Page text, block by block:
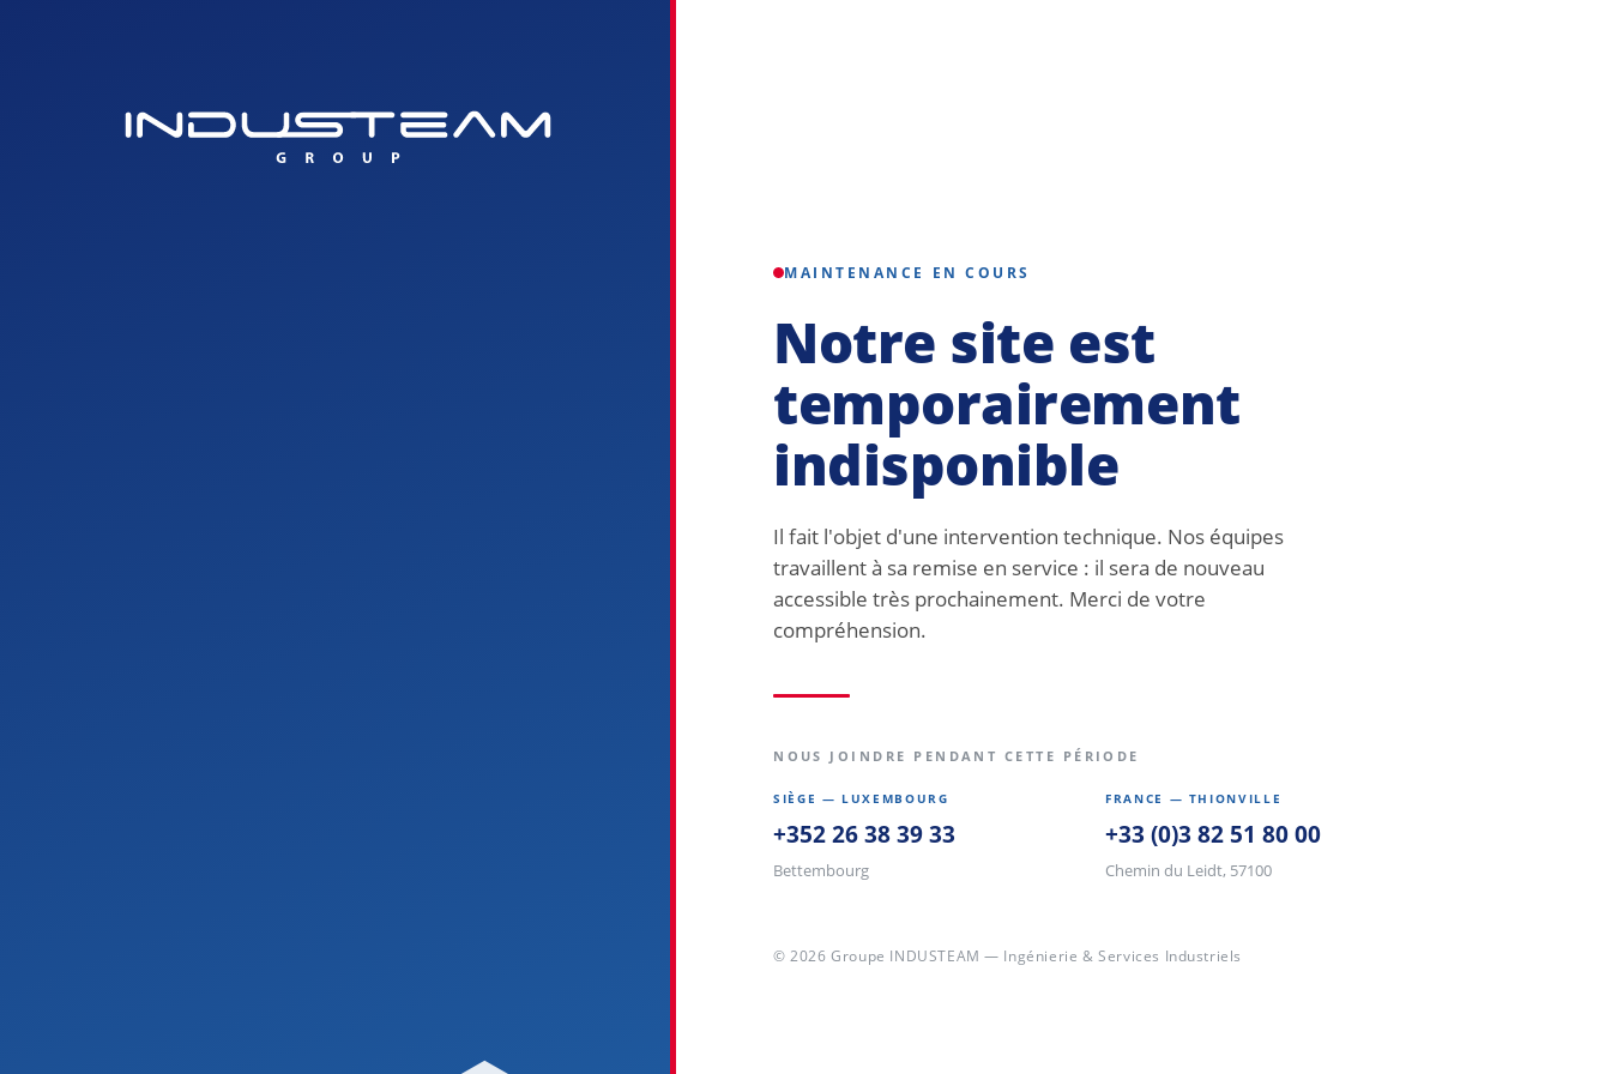
MAINTENANCE EN COURS
Notre site est
temporairement
indisponible
Il fait l'objet d'une intervention technique. Nos équipes
travaillent à sa remise en service : il sera de nouveau
accessible très prochainement. Merci de votre
compréhension.
NOUS JOINDRE PENDANT CETTE PÉRIODE
SIÈGE — LUXEMBOURG
+352 26 38 39 33
Bettembourg
FRANCE — THIONVILLE
+33 (0)3 82 51 80 00
Chemin du Leidt, 57100
© 2026 Groupe INDUSTEAM — Ingénierie & Services Industriels